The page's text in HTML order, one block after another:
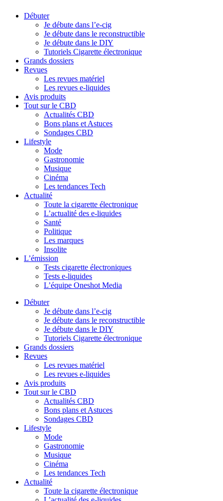
Débuter
Je débute dans l’e-cig
Je débute dans le reconstructible
Je débute dans le DIY
Tutoriels Cigarette électronique
Grands dossiers
Revues
Les revues matériel
Les revues e-liquides
Avis produits
Tout sur le CBD
Actualités CBD
Bons plans et Astuces
Sondages CBD
Lifestyle
Mode
Gastronomie
Musique
Cinéma
Les tendances Tech
Actualité
Toute la cigarette électronique
L’actualité des e-liquides
Santé
Politique
Les marques
Insolite
L’émission
Tests cigarette électroniques
Tests e-liquides
L’équipe Oneshot Media
Débuter
Je débute dans l’e-cig
Je débute dans le reconstructible
Je débute dans le DIY
Tutoriels Cigarette électronique
Grands dossiers
Revues
Les revues matériel
Les revues e-liquides
Avis produits
Tout sur le CBD
Actualités CBD
Bons plans et Astuces
Sondages CBD
Lifestyle
Mode
Gastronomie
Musique
Cinéma
Les tendances Tech
Actualité
Toute la cigarette électronique